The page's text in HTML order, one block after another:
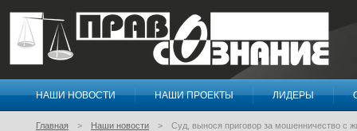
Правосознание
НАШИ НОВОСТИ НАШИ ПРОЕКТЫ ЛИДЕРЫ
Главная Наши новости Суд, вынося приговор за мошенничество с